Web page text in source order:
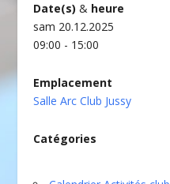
Date(s) & heure
sam 20.12.2025
09:00 - 15:00
Emplacement
Salle Arc Club Jussy
Catégories